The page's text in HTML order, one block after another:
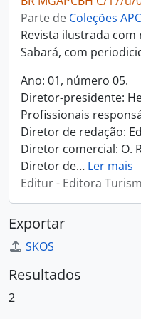
Parte de Coleções
Revista ilustrada
Sabará, com
Ano: 01, número 05.
Diretor-presidente:
Profissionais
Diretor de redação:
Diretor comercial: O.
Diretor de… Ler mais
Editur - Editora
Exportar
SKOS
Resultados
2